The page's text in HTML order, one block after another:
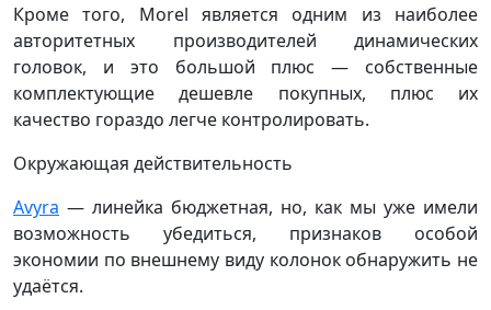
Кроме того, Morel является одним из наиболее
авторитетных производителей динамических
головок, и это большой плюс — собственные
комплектующие дешевле покупных, плюс их
качество гораздо легче контролировать.
Окружающая действительность
Avyra — линейка бюджетная, но, как мы уже имели
возможность убедиться, признаков особой
экономии по внешнему виду колонок обнаружить не
удаётся.